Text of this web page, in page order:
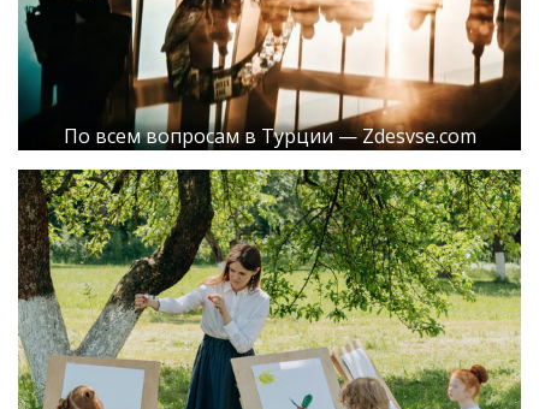
По всем вопросам в Турции — Zdesvse.com